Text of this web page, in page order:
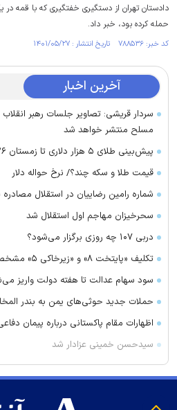
دادستان تهران از دستگیری خفتگیری که با قمه در
حمله کرده بود، خبر داد.
کد خبر: ۷۸۸۵۳۶ تاریخ انتشار : ۱۴۰۱/۰۵/۲۷
آخرین اخبار
سردار قریشی: تصاویر جلسات رهبر انقلاب
مسلح منتشر خواهد شد
پیش‌بینی طلای ۵ هزار دلاری تا زمستان ۲۰۲۶
قیمت طلا و سکه چند؟/ نرخ حواله دلار
شماره رامین رضاییان در استقلال
سحرخیزان مهاجم اول استقلال شد
دربی ۱۰۷ چه روزی برگزار می‌شود؟
تکلیف «پایتخت ۸» و «زیرخاکی ۵» مشخص شد
سود سهام عدالت تا هفته دولت واریز
حملات جدید حوثی‌های یمن به بندر المخا
اظهارات مقام پاکستانی درباره پیمان
سیدحسن خمینی عزادار شد
رونمایی پرسپولیس از اژدهاکش